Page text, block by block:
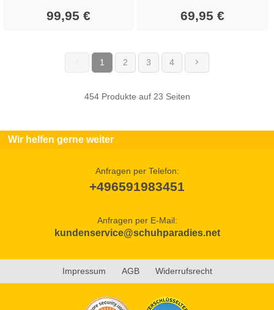
99,95 € 69,95 €
1 (current)
2 3 4
454 Produkte auf 23 Seiten
Wir helfen gerne weiter
Anfragen per Telefon:
+496591983451
Anfragen per E-Mail:
kundenservice@schuhparadies.net
Impressum AGB Widerrufsrecht